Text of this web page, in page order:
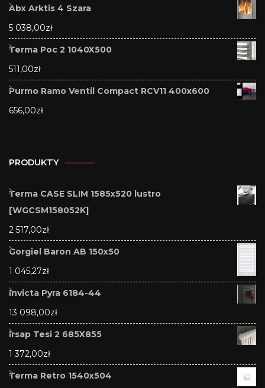
Abx Arktis 4 Szara
5 038,00zł
Terma Poc 2 1040X500
511,00zł
Purmo Ramo Ventil Compact RCV11 400x600
656,00zł
PRODUKTY
Terma CASE SLIM 1585x520 lustro
[WGCSM158052K]
2 517,00zł
Gorgiel Baron AB 150x50
1 045,27zł
Invicta Pyra 6184-44
13 098,00zł
Irsap Tesi 2 685X855
1 372,00zł
Terma Retro 1540x504